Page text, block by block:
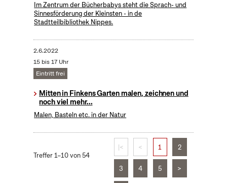
Im Zentrum der Bücherbabys steht die Sprach- und
Sinnesförderung der Kleinsten - in de
Stadtteilbibliothek Nippes.
2.6.2022
15 bis 17 Uhr
Eintritt frei
Mitten in Finkens Garten malen, zeichnen und
noch viel mehr...
Malen, Basteln etc. in der Natur
Treffer 1–10 von 54
|< < 1 2
3 4 5 >